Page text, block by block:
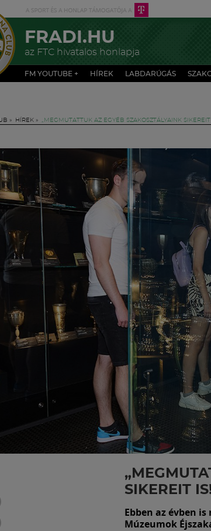
FRADI.HU
az FTC hivatalos honlapja
FM YOUTUBE + HÍREK LABDARÚGÁS
» HÍREK » „MEGMUTATTUK AZ EGYÉB SZAKOSZTÁLYAINK SIKEREIT
SIKEREIT
Ebben az évben
Múzeumok